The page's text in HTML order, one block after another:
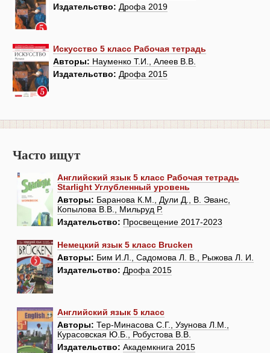
Издательство: Дрофа 2019
Искусство 5 класс Рабочая тетрадь
Авторы: Науменко Т.И., Алеев В.В.
Издательство: Дрофа 2015
Часто ищут
Английский язык 5 класс Рабочая тетрадь
Starlight Углубленный уровень
Авторы: Баранова К.М., Дули Д., В. Эванс,
Копылова В.В., Мильруд Р.
Издательство: Просвещение 2017-2023
Немецкий язык 5 класс Brucken
Авторы: Бим И.Л., Садомова Л. В., Рыжова Л. И.
Издательство: Дрофа 2015
Английский язык 5 класс
Авторы: Тер-Минасова С.Г., Узунова Л.М.,
Курасовская Ю.Б., Робустова В.В.
Издательство: Академкнига 2015